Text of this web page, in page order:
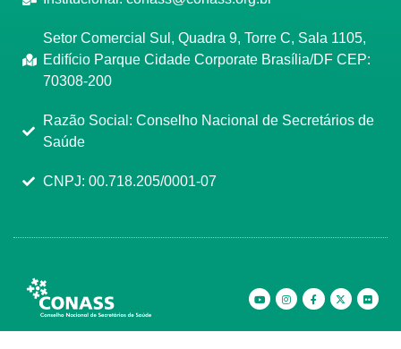
Setor Comercial Sul, Quadra 9, Torre C, Sala 1105,
Edifício Parque Cidade Corporate Brasília/DF CEP:
70308-200
Razão Social: Conselho Nacional de Secretários de
Saúde
CNPJ: 00.718.205/0001-07